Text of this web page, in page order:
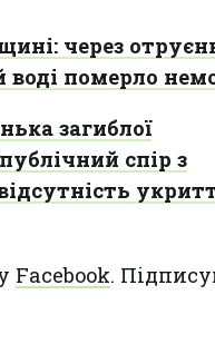
через
воді померло
загиблої
спір з
Facebook.